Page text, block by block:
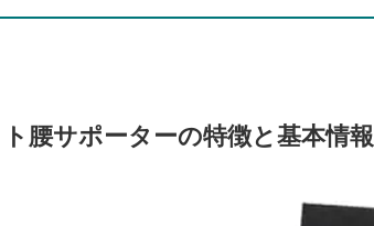
腰サポーターの特徴と基本情報